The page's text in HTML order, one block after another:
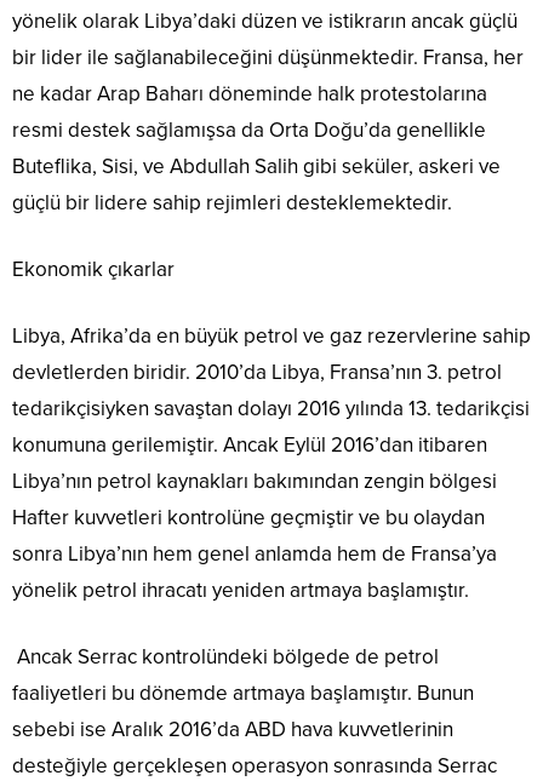
yönelik olarak Libya’daki düzen ve istikrarın ancak güçlü
bir lider ile sağlanabileceğini düşünmektedir. Fransa, her
ne kadar Arap Baharı döneminde halk protestolarına
resmi destek sağlamışsa da Orta Doğu’da genellikle
Buteflika, Sisi, ve Abdullah Salih gibi seküler, askeri ve
güçlü bir lidere sahip rejimleri desteklemektedir.
Ekonomik çıkarlar
Libya, Afrika’da en büyük petrol ve gaz rezervlerine sahip
devletlerden biridir. 2010’da Libya, Fransa’nın 3. petrol
tedarikçisiyken savaştan dolayı 2016 yılında 13. tedarikçisi
konumuna gerilemiştir. Ancak Eylül 2016’dan itibaren
Libya’nın petrol kaynakları bakımından zengin bölgesi
Hafter kuvvetleri kontrolüne geçmiştir ve bu olaydan
sonra Libya’nın hem genel anlamda hem de Fransa’ya
yönelik petrol ihracatı yeniden artmaya başlamıştır.
Ancak Serrac kontrolündeki bölgede de petrol
faaliyetleri bu dönemde artmaya başlamıştır. Bunun
sebebi ise Aralık 2016’da ABD hava kuvvetlerinin
desteğiyle gerçekleşen operasyon sonrasında Serrac